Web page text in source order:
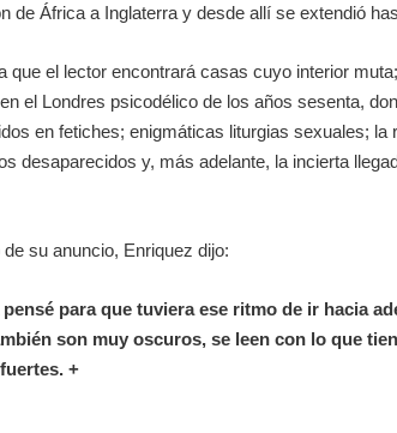
de África a Inglaterra y desde allí se extendió
que el lector encontrará casas cuyo interior
el Londres psicodélico de los años sesenta,
en fetiches; enigmáticas liturgias sexuales;
desaparecidos y, más adelante, la incierta
su anuncio, Enriquez dijo:
para que tuviera ese ritmo de ir hacia
son muy oscuros, se leen con lo que
+